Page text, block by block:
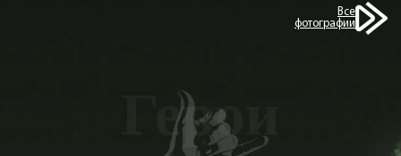
Все
фотографии
Герои